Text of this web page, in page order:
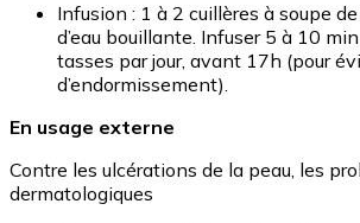
Infusion : 1 à 2 cuillères à soupe
d’eau bouillante. Infuser 5 à 10
tasses par jour, avant 17h (pour
d’endormissement).
En usage externe
Contre les ulcérations de la peau, les
dermatologiques